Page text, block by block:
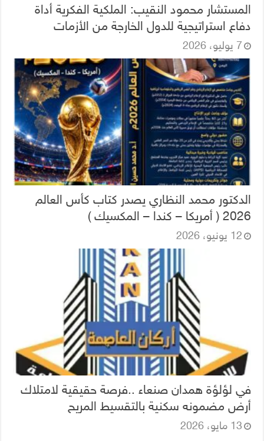
المستشار محمود النقيب: الملكية الفكرية أداة
دفاع استراتيجية للدول الخارجة من الأزمات
7 يوليو، 2026
الدكتور محمد النظاري يصدر كتاب كأس العالم
2026 ( أمريكا – كندا – المكسيك )
12 يونيو، 2026
في لؤلؤة همدان صنعاء ..فرصة حقيقية لامتلاك
أرض مضمونه سكنية بالتقسيط المريح
13 مايو، 2026